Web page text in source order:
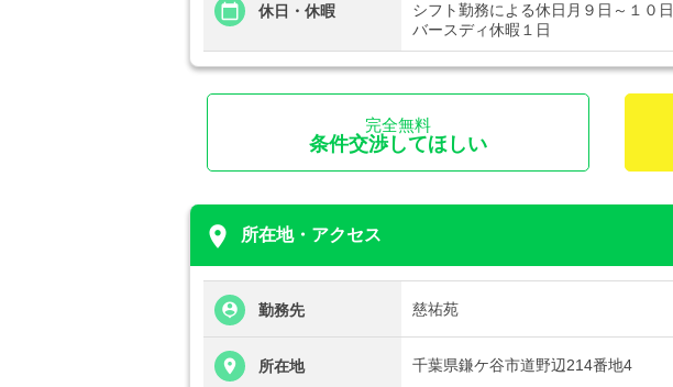
休日・休暇
シフト勤務による休日月９日～１０日
バースディ休暇１日
完全無料
条件交渉してほしい
place 所在地・アクセス
勤務先 慈祐苑
所在地 千葉県鎌ケ谷市道野辺214番地4